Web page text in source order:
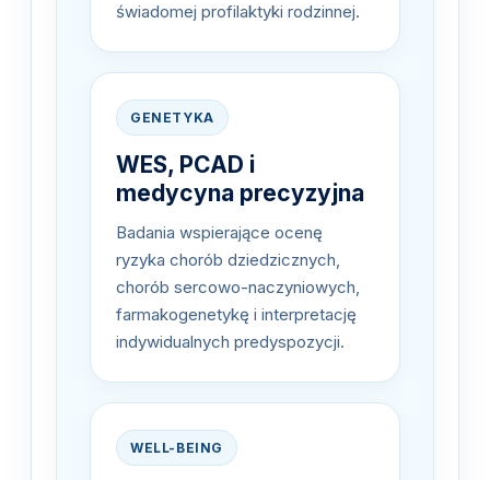
świadomej profilaktyki rodzinnej.
GENETYKA
WES, PCAD i
medycyna precyzyjna
Badania wspierające ocenę
ryzyka chorób dziedzicznych,
chorób sercowo-naczyniowych,
farmakogenetykę i interpretację
indywidualnych predyspozycji.
WELL-BEING